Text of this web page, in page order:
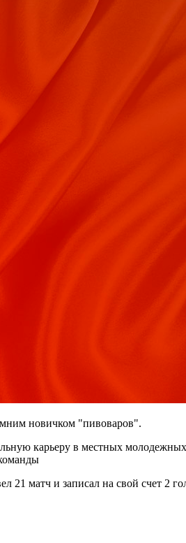
новичком "пивоваров".
карьеру в местных
матч и записал на свой счет 2